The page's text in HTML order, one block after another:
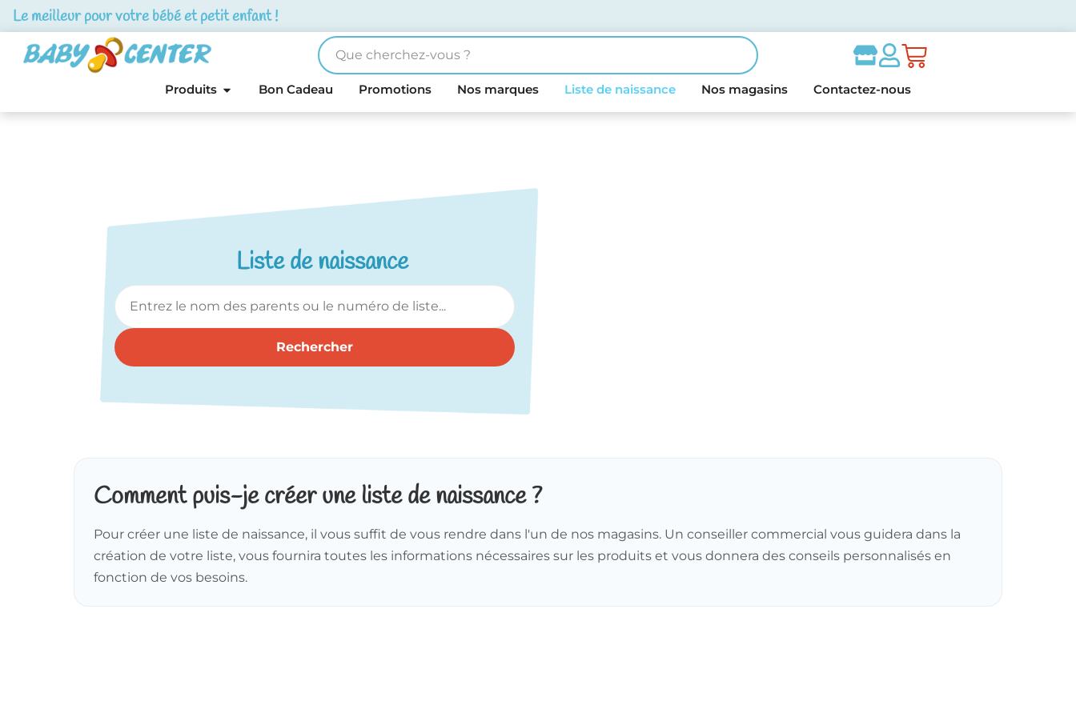
Le meilleur pour votre bébé et petit enfant !
Produits Bon Cadeau Promotions Nos marques Liste de naissance Nos magasins Contactez-nous
Liste de naissance
Comment puis-je créer une liste de naissance ?
Pour créer une liste de naissance, il vous suffit de vous rendre dans l'un de nos magasins. Un conseiller commercial vous guidera dans la
création de votre liste, vous fournira toutes les informations nécessaires sur les produits et vous donnera des conseils personnalisés en
fonction de vos besoins.